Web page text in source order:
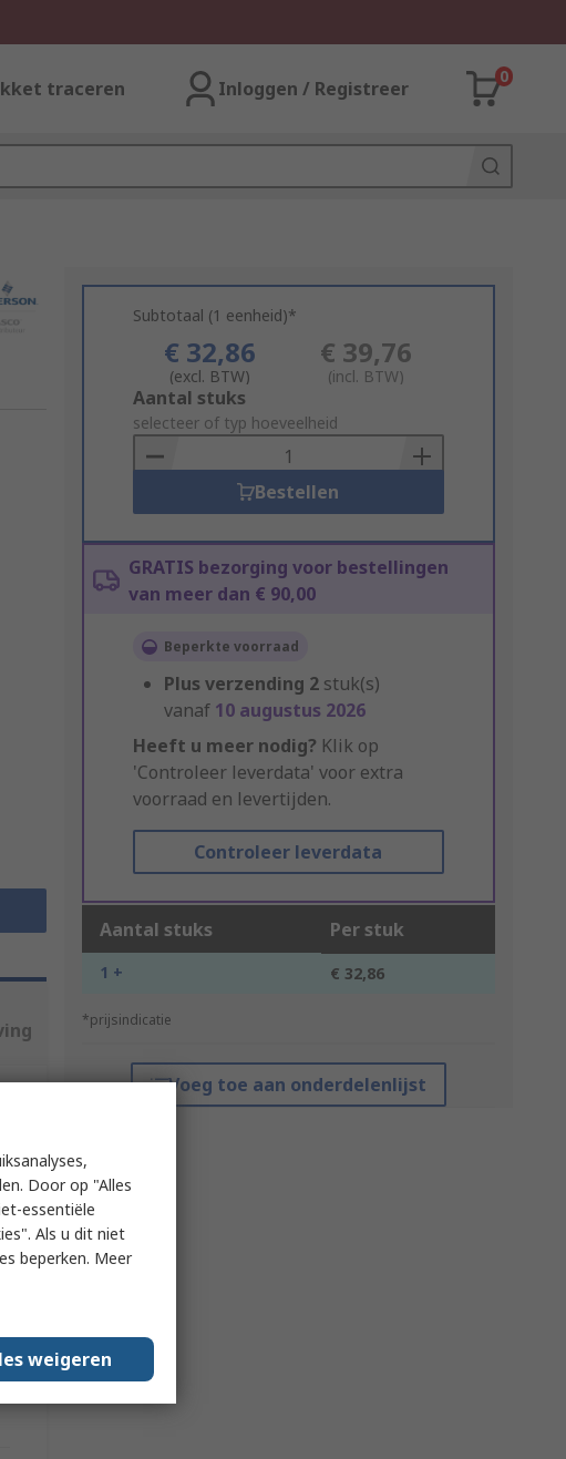
traceren Inloggen / Registreer
0
Subtotaal (1 eenheid)*
€ 32,86
(excl. BTW)
€ 39,76
(incl. BTW)
Add
to
Basket
Aantal stuks
selecteer of typ hoeveelheid
Bestellen
GRATIS bezorging voor bestellingen
van meer dan € 90,00
Beperkte voorraad
Plus verzending 2 stuk(s)
vanaf 10 augustus 2026
Heeft u meer nodig? Klik op
'Controleer leverdata' voor extra
voorraad en levertijden.
Controleer leverdata
Aantal stuks Per stuk
1 + € 32,86
*prijsindicatie
Voeg toe aan onderdelenlijst
Door op "Alles
essentiële
Als u dit niet
beperken. Meer
weigeren